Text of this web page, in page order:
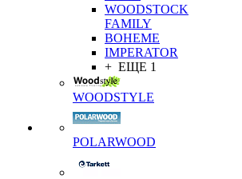
WOODSTOCK
FAMILY
BOHEME
IMPERATOR
+ ЕЩЕ 1
WOODSTYLE
POLARWOOD